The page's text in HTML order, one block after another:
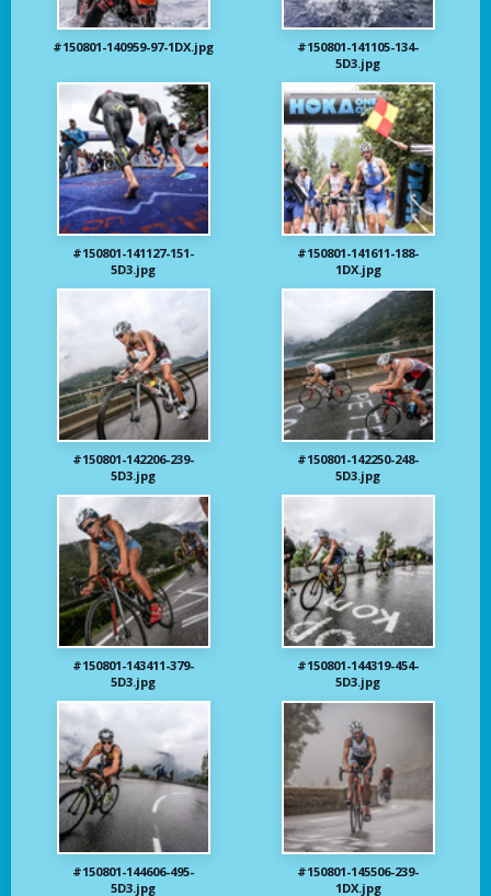
#150801-140959-97-1DX.jpg
#150801-141105-134-
5D3.jpg
#150801-141127-151-
5D3.jpg
#150801-141611-188-
1DX.jpg
#150801-142206-239-
5D3.jpg
#150801-142250-248-
5D3.jpg
#150801-143411-379-
5D3.jpg
#150801-144319-454-
5D3.jpg
#150801-144606-495-
5D3.jpg
#150801-145506-239-
1DX.jpg